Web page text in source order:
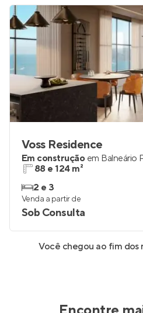
Voss Residence
Em construção em Balneário
88 e 124 m²
2 e 3
Venda a partir de
Sob Consulta
Você chegou ao fim dos